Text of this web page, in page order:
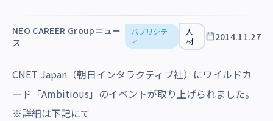
NEO CAREER Groupニュー
ス
パブリシテ
ィ
人
材
2014.11.27
CNET Japan（朝日インタラクティブ社）にワイルドカ
ード「Ambitious」のイベントが取り上げられました。
※詳細は下記にて